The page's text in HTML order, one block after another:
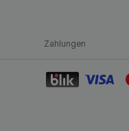
Zahlungen